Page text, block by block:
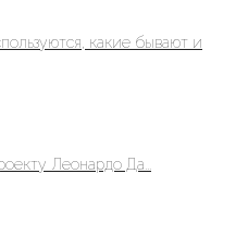
какие бывают и
Леонардо Да...